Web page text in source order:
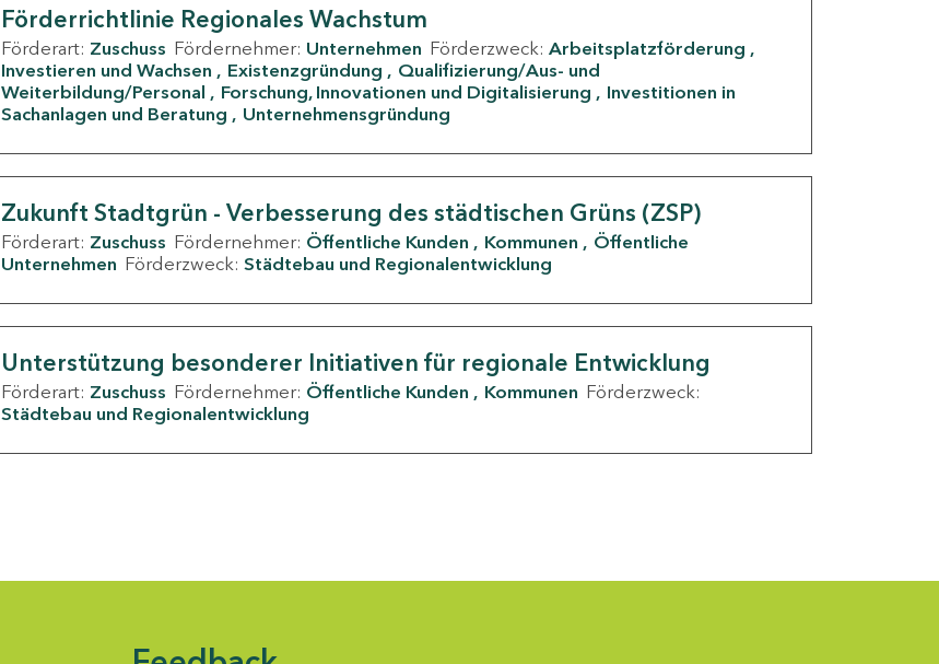
Förderrichtlinie Regionales Wachstum
Förderart: Zuschuss Fördernehmer: Unternehmen Förderzweck: Arbeitsplatzförderung
Investieren und Wachsen
Existenzgründung
Qualifizierung/Aus- und
Weiterbildung/Personal
Forschung, Innovationen und Digitalisierung
Investitionen in
Sachanlagen und Beratung
Unternehmensgründung
Zukunft Stadtgrün - Verbesserung des städtischen Grüns (ZSP)
Förderart: Zuschuss Fördernehmer: Öffentliche Kunden Kommunen
Öffentliche
Unternehmen Förderzweck: Städtebau und Regionalentwicklung
Unterstützung besonderer Initiativen für regionale Entwicklung
Förderart: Zuschuss Fördernehmer: Öffentliche Kunden Kommunen Förderzweck:
Städtebau und Regionalentwicklung